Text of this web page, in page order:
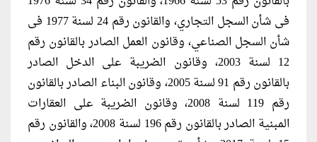
فى شأن السجل التجاري، والقانون رقم 24 لسنة 1977 فى
شأن السجل الصناعي، وقانون العمل الصادر بالقانون رقم
12 لسنة 2003، وقانون الضريبة على الدخل الصادر
بالقانون رقم 91 لسنة 2005، وقانون البناء الصادر بالقانون
رقم 119 لسنة 2008، وقانون الضريبة على العقارات
المبنية الصادر بالقانون رقم 196 لسنة 2008، والقانون رقم